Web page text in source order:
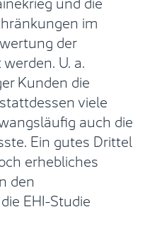
im
der
U. a.
Kunden die
viele
auch die
Ein gutes Drittel
erhebliches
den
EHI-Studie